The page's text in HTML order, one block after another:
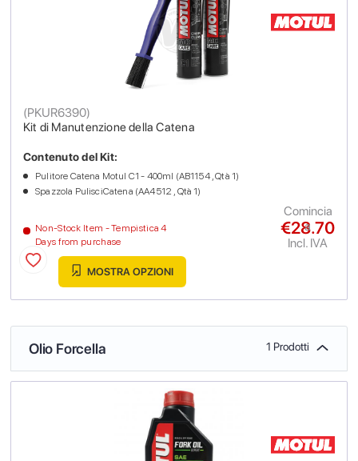
Kit di Manutenzione della Catena
(PKUR6390)
Non-Stock Item - Tempistica 4
Days from purchase
Contenuto del Kit:
Pulitore Catena Motul C1 - 400ml (AB1154 , Qtà 1)
Spazzola PulisciCatena (AA4512 , Qtà 1)
€28.70
Incl. IVA
Comincia
a
MOSTRA OPZIONI
Olio Forcella 1 Prodotti